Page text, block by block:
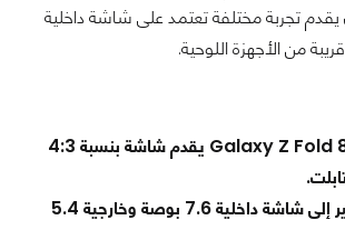
تجربة مختلفة تعتمد على شاشة داخلية
من الأجهزة اللوحية.
هاتف Galaxy Z Fold 8 Wide يقدم شاشة بنسبة 4:3
التسريبات تشير إلى شاشة داخلية 7.6 بوصة وخارجية 5.4